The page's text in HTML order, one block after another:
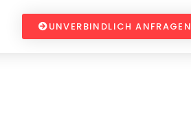
UNVERBINDLICH ANFRAGEN